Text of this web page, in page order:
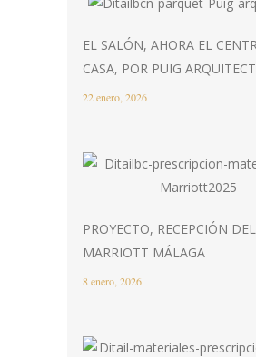
EL SALÓN, AHORA EL
CASA, POR PUIG
22 enero, 2026
PROYECTO, RECEPCIÓN
MARRIOTT MÁLAGA
8 enero, 2026